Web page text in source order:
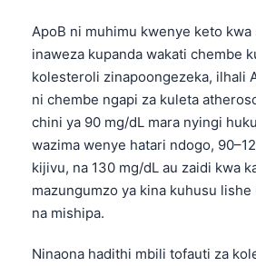
ApoB ni muhimu kwenye keto kwa
inaweza kupanda wakati chembe
kolesteroli zinapoongezeka, ilhali
ni chembe ngapi za kuleta
chini ya 90 mg/dL mara nyingi
wazima wenye hatari ndogo,
kijivu, na 130 mg/dL au zaidi kwa
mazungumzo ya kina kuhusu lishe
na mishipa.
Ninaona hadithi mbili tofauti za